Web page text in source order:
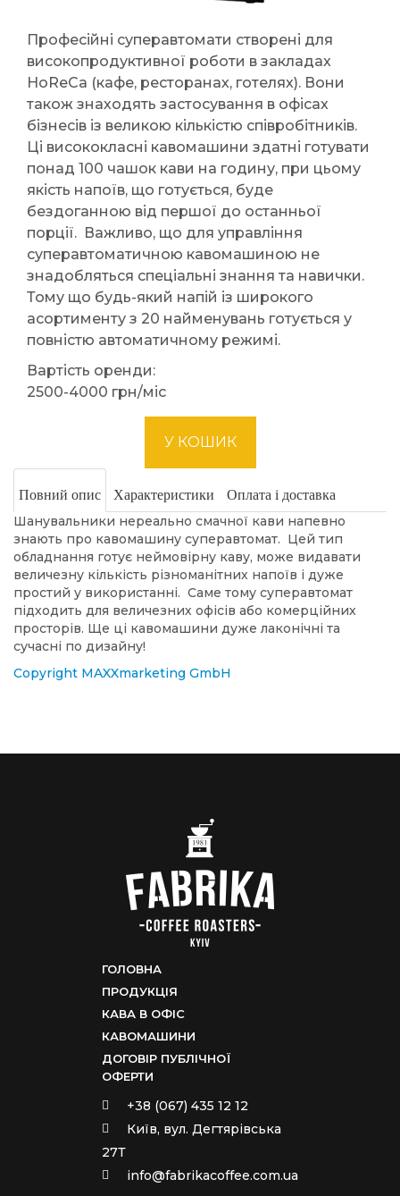
Професійні суперавтомати створені для
високопродуктивної роботи в закладах
HoReCa (кафе, ресторанах, готелях). Вони
також знаходять застосування в офісах
бізнесів із великою кількістю співробітників.
Ці висококласні кавомашини здатні готувати
понад 100 чашок кави на годину, при цьому
якість напоїв, що готується, буде
бездоганною від першої до останньої
порції. Важливо, що для управління
суперавтоматичною кавомашиною не
знадобляться спеціальні знання та навички.
Тому що будь-який напій із широкого
асортименту з 20 найменувань готується у
повністю автоматичному режимі.
Вартість оренди:
2500-4000 грн/міс
Повний опис Характеристики Оплата і доставка
Шанувальники нереально смачної кави напевно
знають про кавомашину суперавтомат. Цей тип
обладнання готує неймовірну каву, може видавати
величезну кількість різноманітних напоїв і дуже
простий у використанні. Саме тому суперавтомат
підходить для величезних офісів або комерційних
просторів. Ще ці кавомашини дуже лаконічні та
сучасні по дизайну!
Copyright MAXXmarketing GmbH
ГОЛОВНА
ПРОДУКЦІЯ
КАВА В ОФІС
КАВОМАШИНИ
ДОГОВІР ПУБЛІЧНОЇ
ОФЕРТИ
+38 (067) 435 12 12
Київ, вул. Дегтярівська
27Т
info@fabrikacoffee.com.ua